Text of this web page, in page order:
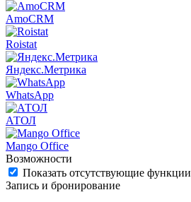
AmoCRM
Roistat
Яндекс.Метрика
WhatsApp
АТОЛ
Mango Office
Возможности
Показать отсутствующие функции
Запись и бронирование